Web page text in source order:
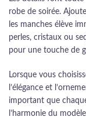
robe de soirée.
les manches élève
perles, cristaux ou
pour une touche de
Lorsque vous
l’élégance et
important que
l’harmonie du